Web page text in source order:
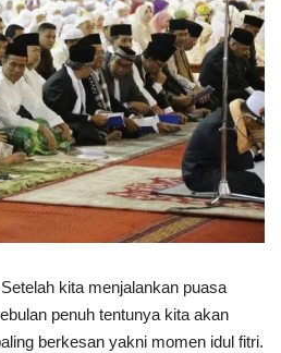
kita menjalankan puasa
penuh tentunya kita akan
berkesan yakni momen idul fitri.